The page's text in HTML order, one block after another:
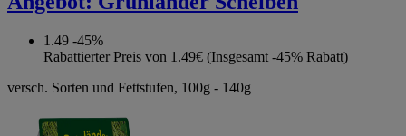
1.49 -45%
Rabattierter Preis von 1.49€ (Insgesamt -45% Rabatt)
versch. Sorten und Fettstufen, 100g - 140g